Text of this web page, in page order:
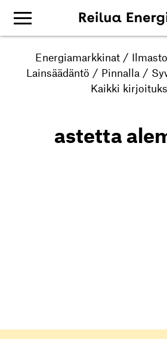
Energiamarkkinat / Ilmasto
Lainsäädäntö / Pinnalla /
Kaikki
astetta